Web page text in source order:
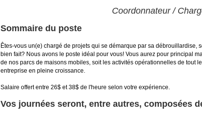
Coordonnateur /
Sommaire du poste
Êtes-vous un(e) chargé de projets qui se démarque par sa débrouillardise,
bien fait? Nous avons le poste idéal pour vous! Vous aurez pour principal
de nos parcs de maisons mobiles, soit les activités opérationnelles de tout
entreprise en pleine croissance.
Salaire offert entre 26$ et 38$ de l'heure selon votre expérience.
Vos journées seront, entre autres, composées